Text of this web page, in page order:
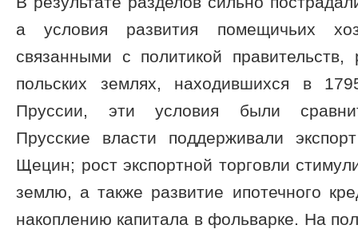
а условия развития помещичьих
связанными с политикой
польских землях, находившихся в
Пруссии, эти условия были
Прусские власти поддерживали
Щецин; рост экспортной торговли
землю, а также развитие ипотечного
накоплению капитала в фольварке. На